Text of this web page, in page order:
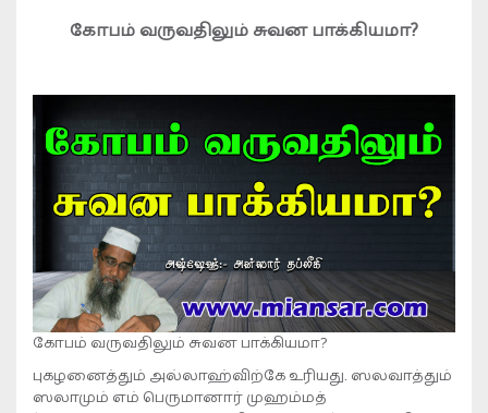
கோபம் வருவதிலும் சுவன பாக்கியமா?
கோபம் வருவதிலும் சுவன பாக்கியமா?
புகழனைத்தும் அல்லாஹ்விற்கே உரியது. ஸலவாத்தும்
ஸலாமும் எம் பெருமானார் முஹம்மத்